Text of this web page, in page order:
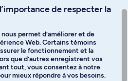
Instagram
de respecter la
permet d’améliorer et de
Web. Certains témoins
le fonctionnement et la
que d’autres enregistrent vos
tout, vous consentez à notre
mieux répondre à vos besoins.